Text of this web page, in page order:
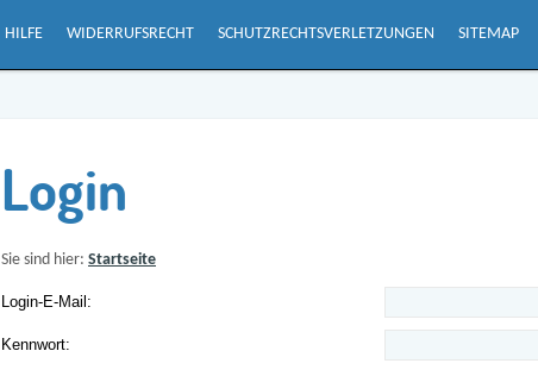
HILFE WIDERRUFSRECHT SCHUTZRECHTSVERLETZUNGEN SITEMAP
Login
Sie sind hier: Startseite
Login-E-Mail:
Kennwort: